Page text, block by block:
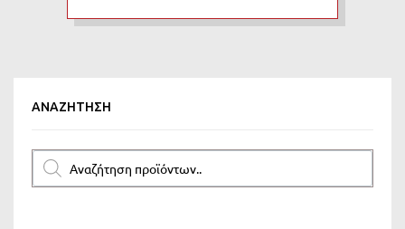
ΑΝΑΖΉΤΗΣΗ